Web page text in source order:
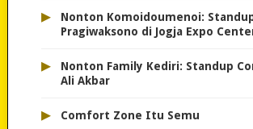
▸
Nonton Komoidoumenoi:
Pragiwaksono di Jogja Expo
▸
Nonton Family Kediri: Standup
Ali Akbar
▸ Comfort Zone Itu Semu